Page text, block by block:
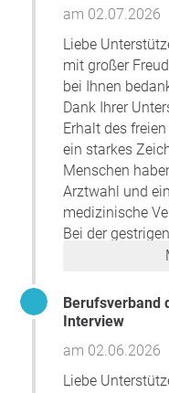
am 02.07.2026
Liebe
mit großer
bei Ihnen
Dank Ihrer
Erhalt des
ein starkes
Menschen
Arztwahl und
medizinische
Bei der
der
diskutierte
Zuweisung zum
eine klare
Dieses
Berufsverband der Fachärzt:innen im oe24
Interview
am 02.06.2026
Liebe